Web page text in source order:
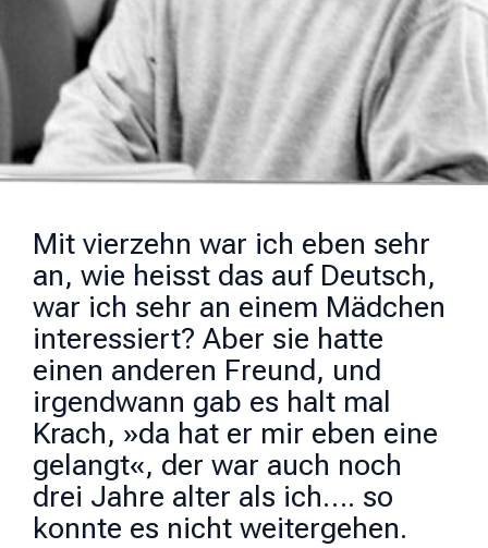
Mit vierzehn war ich eben sehr
an, wie heisst das auf Deutsch,
war ich sehr an einem Mädchen
interessiert? Aber sie hatte
einen anderen Freund, und
irgendwann gab es halt mal
Krach, »da hat er mir eben eine
gelangt«, der war auch noch
drei Jahre alter als ich…. so
konnte es nicht weitergehen.